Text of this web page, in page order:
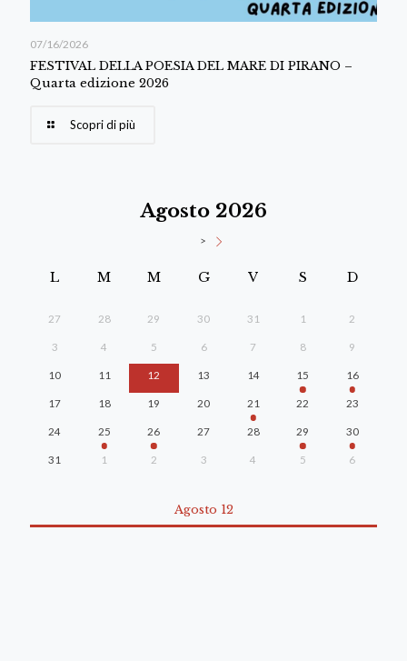
07/16/2026
FESTIVAL DELLA POESIA DEL MARE DI PIRANO –
Quarta edizione 2026
Scopri di più
Agosto 2026
>
L M M G V S D
27 28 29 30 31 1 2
3 4 5 6 7 8 9
10 11 12 13 14 15 16
17 18 19 20 21 22 23
24 25 26 27 28 29 30
31 1 2 3 4 5 6
Agosto 12